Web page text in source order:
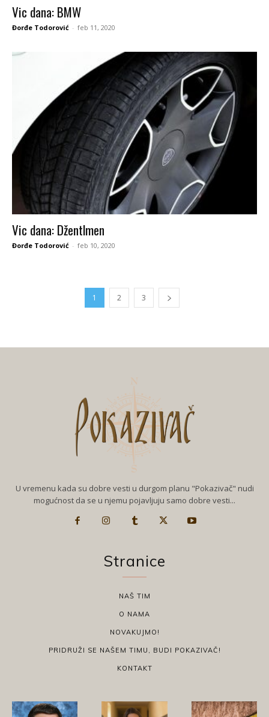
Vic dana: BMW
Đorđe Todorović - feb 11, 2020
Vic dana: Džentlmen
Đorđe Todorović - feb 10, 2020
1 2 3
U vremenu kada su dobre vesti u durgom planu "Pokazivač" nudi
mogućnost da se u njemu pojavljuju samo dobre vesti...
Stranice
NAŠ TIM
O NAMA
NOVAKUJMO!
PRIDRUŽI SE NAŠEM TIMU, BUDI POKAZIVAČ!
KONTAKT